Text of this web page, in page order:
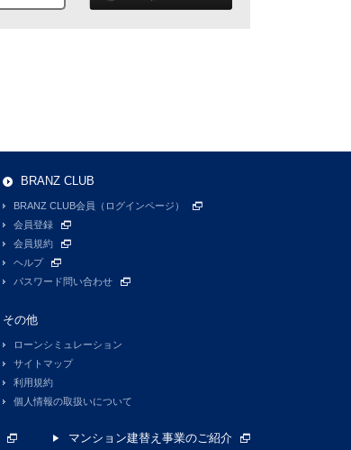
BRANZ CLUB
BRANZ CLUB会員（ログインページ）
会員登録
会員規約
ヘルプ
パスワード問い合わせ
その他
ローンシミュレーション
サイトマップ
利用規約
個人情報の取扱いについて
マンション建替え事業のご紹介